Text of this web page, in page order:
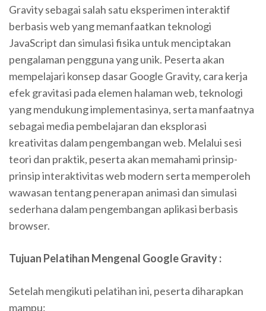
Gravity sebagai salah satu eksperimen interaktif
berbasis web yang memanfaatkan teknologi
JavaScript dan simulasi fisika untuk menciptakan
pengalaman pengguna yang unik. Peserta akan
mempelajari konsep dasar Google Gravity, cara kerja
efek gravitasi pada elemen halaman web, teknologi
yang mendukung implementasinya, serta manfaatnya
sebagai media pembelajaran dan eksplorasi
kreativitas dalam pengembangan web. Melalui sesi
teori dan praktik, peserta akan memahami prinsip-
prinsip interaktivitas web modern serta memperoleh
wawasan tentang penerapan animasi dan simulasi
sederhana dalam pengembangan aplikasi berbasis
browser.
Tujuan Pelatihan Mengenal Google Gravity:
Setelah mengikuti pelatihan ini, peserta diharapkan
mampu: